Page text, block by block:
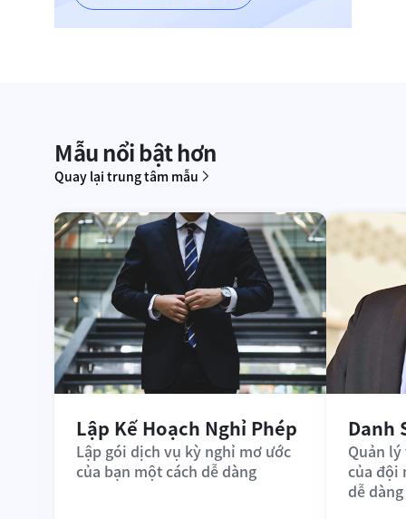
Mẫu nổi bật hơn
Quay lại trung tâm mẫu
Lập Kế Hoạch Nghỉ Phép
Lập gói dịch vụ kỳ nghỉ mơ ước
của bạn một cách dễ dàng
Danh
Quản
của đội
dễ dàng